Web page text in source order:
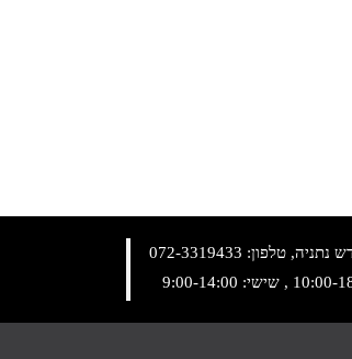
072-3319433